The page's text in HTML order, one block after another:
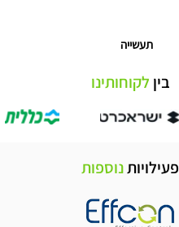
תעשייה
בין לקוחותינו
פעילויותנוספות